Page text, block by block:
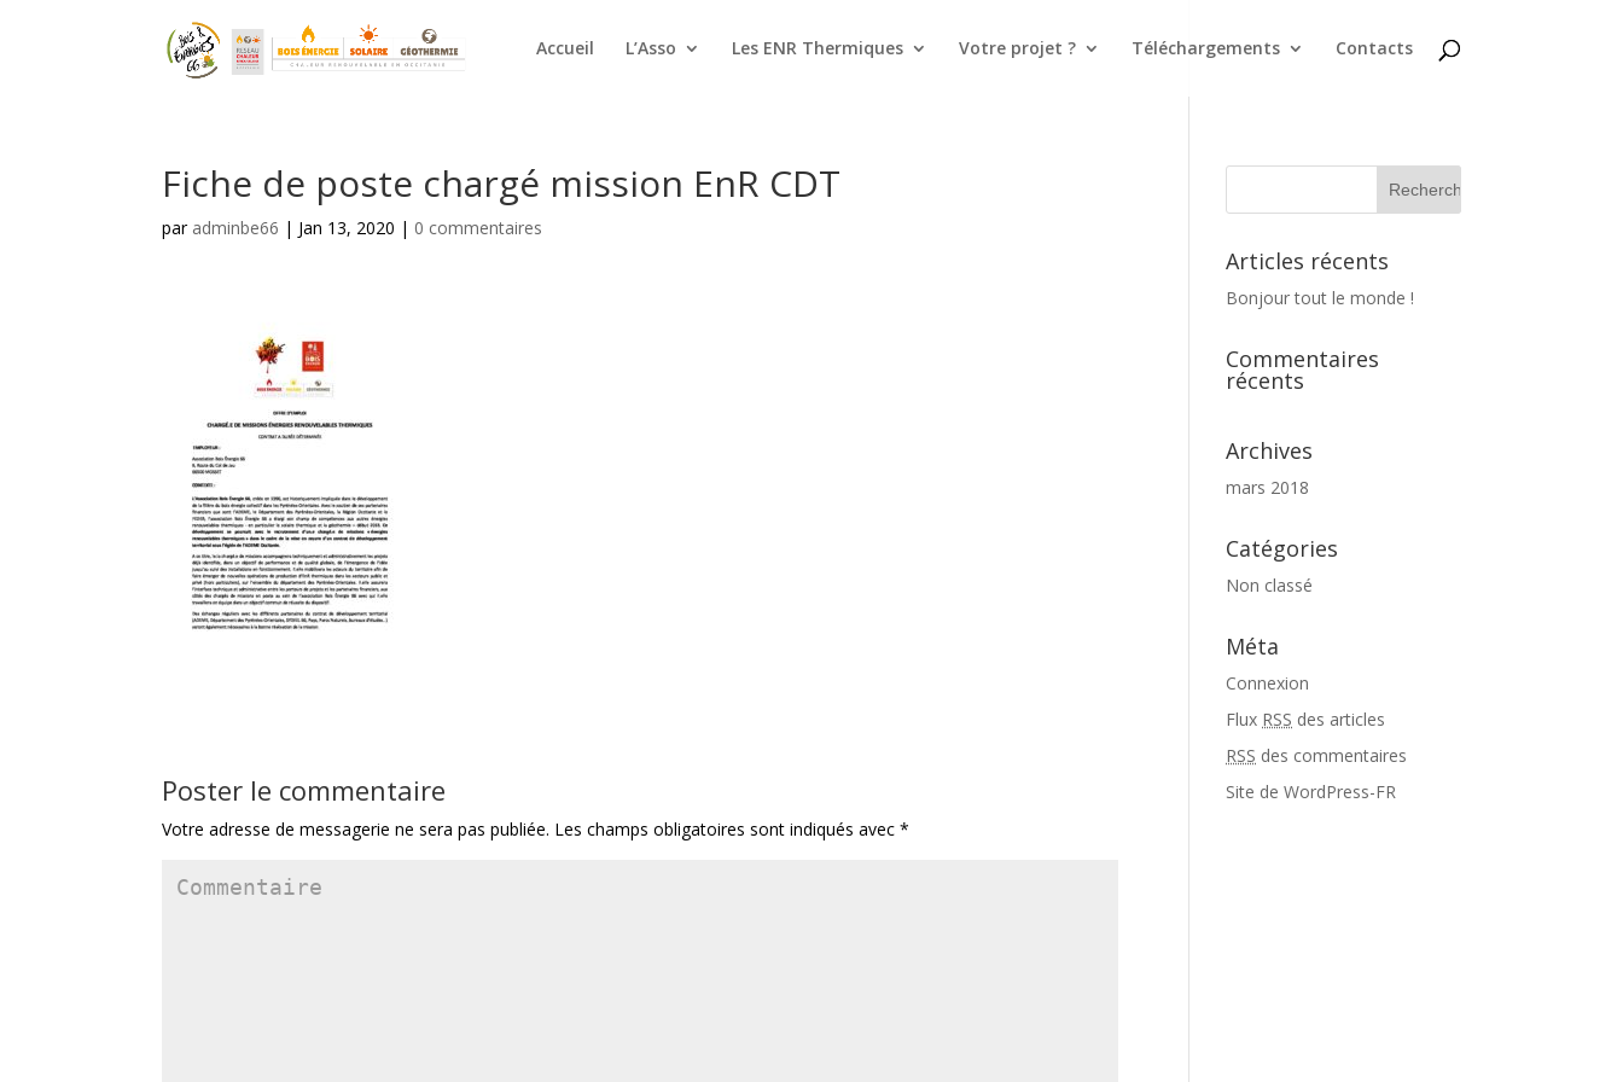
Accueil L’Asso Les ENR Thermiques Votre projet ? Téléchargements Contacts
Fiche de poste chargé mission EnR CDT
par adminbe66 | Jan 13, 2020 | 0 commentaires
Poster le commentaire
Votre adresse de messagerie ne sera pas publiée. Les champs obligatoires sont indiqués avec*
Articles récents
Bonjour tout le monde !
Commentaires
récents
Archives
mars 2018
Catégories
Non classé
Méta
Connexion
Flux RSS des articles
RSS des commentaires
Site de WordPress-FR